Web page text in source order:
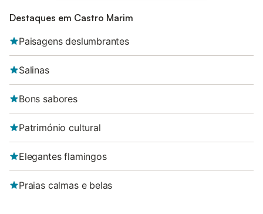
Destaques em Castro Marim
Paisagens deslumbrantes
Salinas
Bons sabores
Património cultural
Elegantes flamingos
Praias calmas e belas